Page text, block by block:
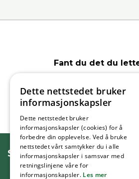
Fant du det du
Ja
SNAKK MED OSS
Dette nettstedet bruker
informasjonskapsler
Dette nettstedet bruker
informasjonskapsler (cookies) for å
forbedre din opplevelse. Ved å bruke
nettstedet vårt samtykker du i alle
informasjonskapsler i samsvar med
retningslinjene våre for
informasjonskapsler. Les mer